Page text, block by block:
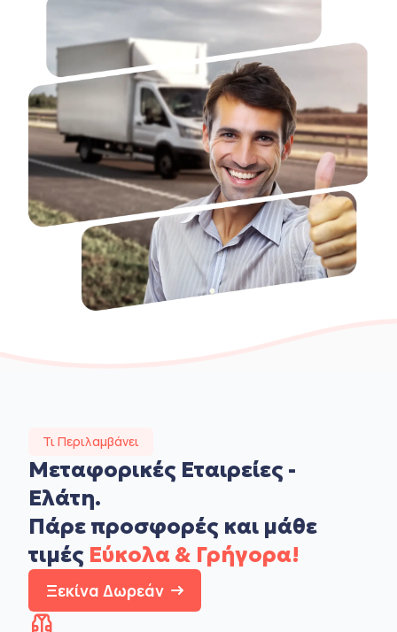
Τι Περιλαμβάνει
Μεταφορικές Εταιρείες -
Ελάτη.
Πάρε προσφορές και μάθε
τιμές Εύκολα & Γρήγορα!
Ξεκίνα Δωρεάν